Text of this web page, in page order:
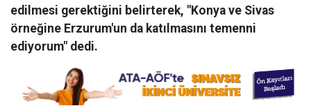
edilmesi gerektiğini belirterek, "Konya ve Sivas
örneğine Erzurum'un da katılmasını temenni
ediyorum" dedi.